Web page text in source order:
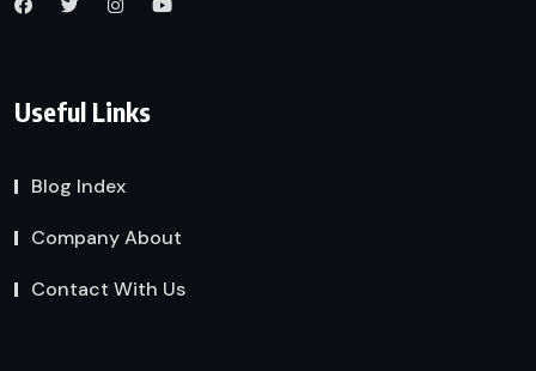
Useful Links
Blog Index
Company About
Contact With Us